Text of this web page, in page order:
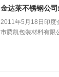
金达莱不锈钢公
2011年5月18日印度
市腾凯包装材料有限